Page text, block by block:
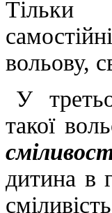
Тільки
вольову,
У
такої
дитина в